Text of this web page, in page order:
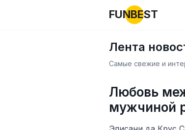
FUNBEST
Лента
Самые свежие и
Любовь
мужчиной